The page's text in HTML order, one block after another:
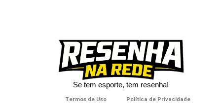
Se tem esporte, tem resenha!​
Termos de Uso Política de Privacidade